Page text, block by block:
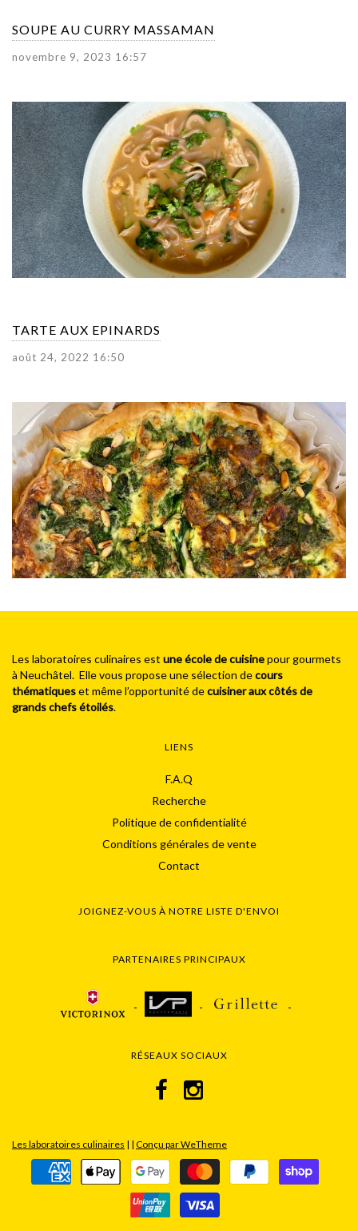
SOUPE AU CURRY MASSAMAN
novembre 9, 2023 16:57
TARTE AUX EPINARDS
août 24, 2022 16:50
Les laboratoires culinaires est une école de cuisinepour gourmets
à Neuchâtel. Elle vous propose une sélection decours
thématiqueset même l’opportunité decuisiner aux côtés de
grands chefs étoilés.
LIENS
F.A.Q
Recherche
Politique de confidentialité
Conditions générales de vente
Contact
JOIGNEZ-VOUS À NOTRE LISTE D'ENVOI
PARTENAIRES PRINCIPAUX
RÉSEAUX SOCIAUX
Les laboratoires culinaires | | Conçu par WeTheme